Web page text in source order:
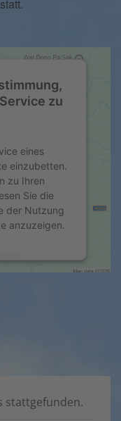
zu
eines
einzubetten.
zu Ihren
Sie die
der Nutzung
anzuzeigen.
stattgefunden.